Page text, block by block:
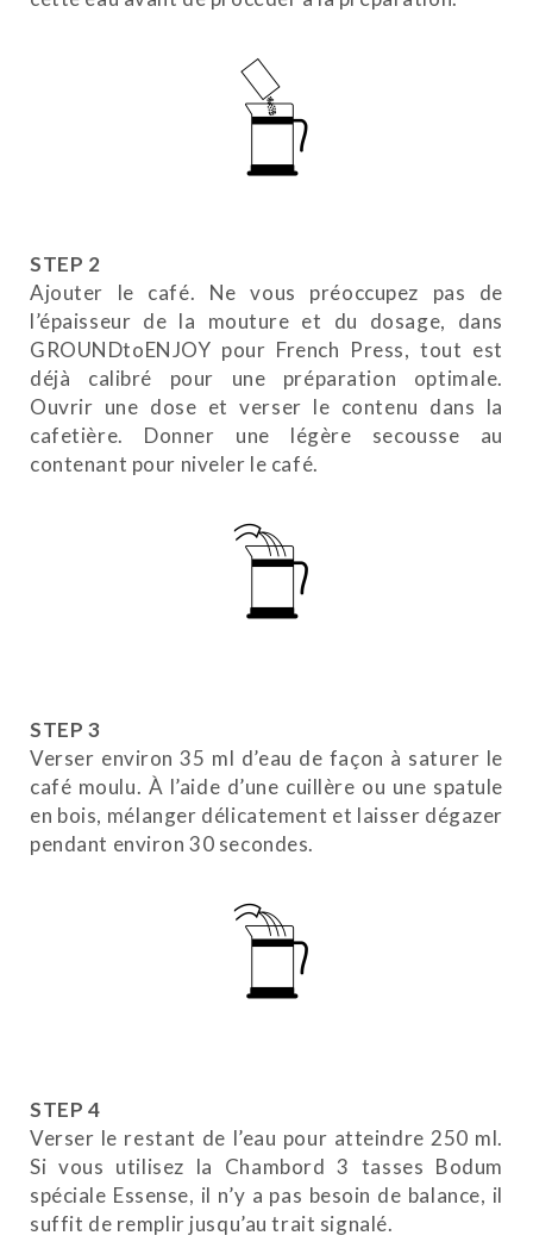
STEP 2
Ajouter le café. Ne vous préoccupez pas de
l’épaisseur de la mouture et du dosage, dans
GROUNDtoENJOY pour French Press, tout est
déjà calibré pour une préparation optimale.
Ouvrir une dose et verser le contenu dans la
cafetière. Donner une légère secousse au
contenant pour niveler le café.
STEP 3
Verser environ 35 ml d’eau de façon à saturer le
café moulu. À l’aide d’une cuillère ou une spatule
en bois, mélanger délicatement et laisser dégazer
pendant environ 30 secondes.
STEP 4
Verser le restant de l’eau pour atteindre 250 ml.
Si vous utilisez la Chambord 3 tasses Bodum
spéciale Essense, il n’y a pas besoin de balance, il
suffit de remplir jusqu’au trait signalé.